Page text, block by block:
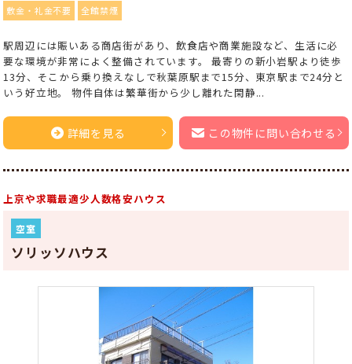
敷金・礼金不要 全館禁煙
駅周辺には賑いある商店街があり、飲食店や商業施設など、生活に必
要な環境が非常によく整備されています。 最寄りの新小岩駅より徒歩
13分、そこから乗り換えなしで秋葉原駅まで15分、東京駅まで24分と
いう好立地。 物件自体は繁華街から少し離れた閑静...
詳細を見る この物件に問い合わせる
上京や求職最適少人数格安ハウス
空室
ソリッソハウス